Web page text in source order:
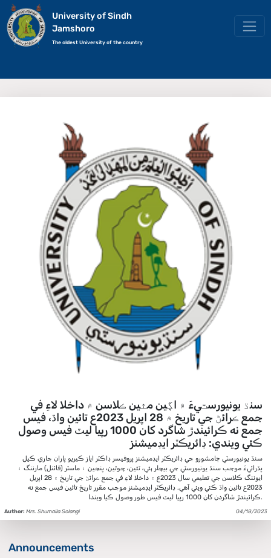
University of Sindh
Jamshoro
The oldest University of the country
سنڌ يونيورسٽيءَ ۾ اڳين مٿين ڪلاسن ۾ داخلا لاءِ في
جمع ڪرائڻ جي تاريخ ۾ 28 اپريل 2023ع تائين واڌ، فيس
جمع نه ڪرائيندڙ شاگرد کان 1000 رپيا ليٽ فيس وصول
ڪئي ويندي: ڊائريڪٽر ايڊميشنز
سنڌ يونيورسٽي ڄامشورو جي ڊائريڪٽر ايڊميشنز پروفيسر ڊاڪٽر اياز ڪيريو پاران جاري ڪيل
پڌرائيءَ موجب سنڌ يونيورسٽي جي بيچلر ٻئي، ٽئين، چوٿين، پنجين ۽ ماسٽر (فائنل) مارننگ ۽
ايوننگ ڪلاسن جي تعليمي سال 2023ع ۾ داخلا لاءِ في جمع ڪرائڻ جي تاريخ ۾ 28 اپريل
2023ع تائين واڌ ڪئي ويئي آهي. ڊائريڪٽر ايڊميشنز موجب مقرر تاريخ تائين فيس جمع نه
ڪرائيندڙ شاگردن کان 1000 رپيا ليٽ فيس طور وصول ڪيا ويندا.
Author: Mrs. Shumaila Solangi 04/18/2023
Announcements